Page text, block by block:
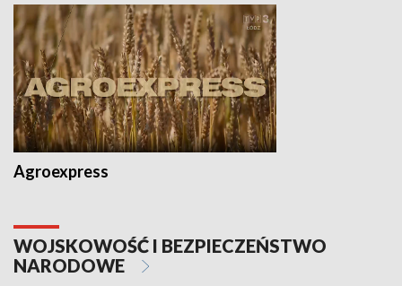
Agroexpress
WOJSKOWOŚĆ I BEZPIECZEŃSTWO
NARODOWE